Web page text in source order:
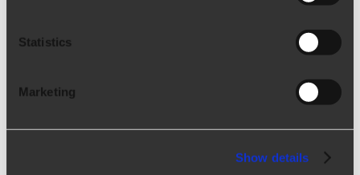
Statistics
Marketing
Show details